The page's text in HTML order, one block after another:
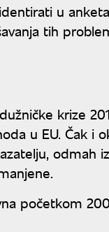
u
tih
krize
u EU. Čak i
odmah
početkom